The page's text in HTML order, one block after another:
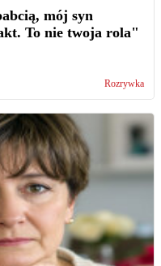
mój syn
To nie twoja rola"
Rozrywka